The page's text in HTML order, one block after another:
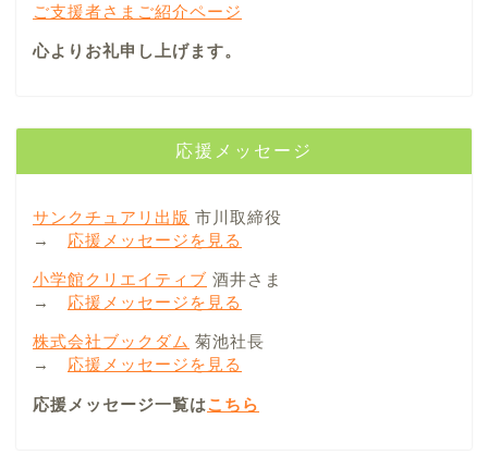
ご支援者さまご紹介ページ
心よりお礼申し上げます。
応援メッセージ
サンクチュアリ出版 市川取締役
→ 応援メッセージを見る
小学館クリエイティブ 酒井さま
→ 応援メッセージを見る
株式会社ブックダム 菊池社長
→ 応援メッセージを見る
応援メッセージ一覧はこちら